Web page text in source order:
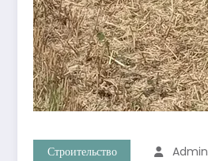
Строительство Admin